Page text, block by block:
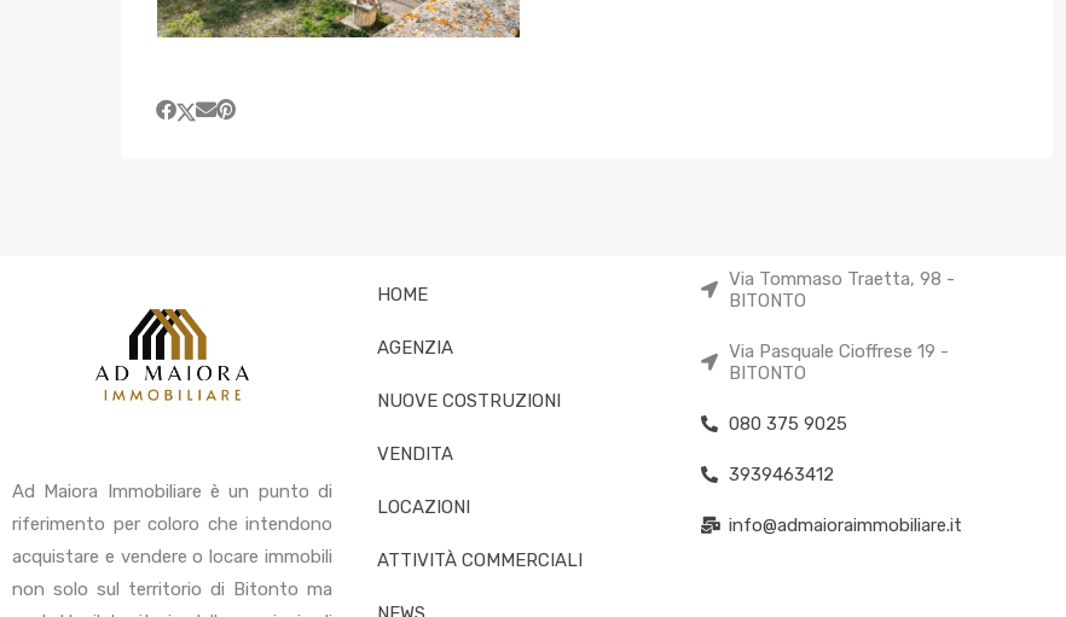
Ad Maiora Immobiliare è un punto di
riferimento per coloro che intendono
acquistare e vendere o locare immobili
non solo sul territorio di Bitonto ma
HOME
AGENZIA
NUOVE COSTRUZIONI
VENDITA
LOCAZIONI
ATTIVITÀ COMMERCIALI
Via Tommaso Traetta, 98 -
BITONTO
Via Pasquale Cioffrese 19 -
BITONTO
080 375 9025
3939463412
info@admaioraimmobiliare.it